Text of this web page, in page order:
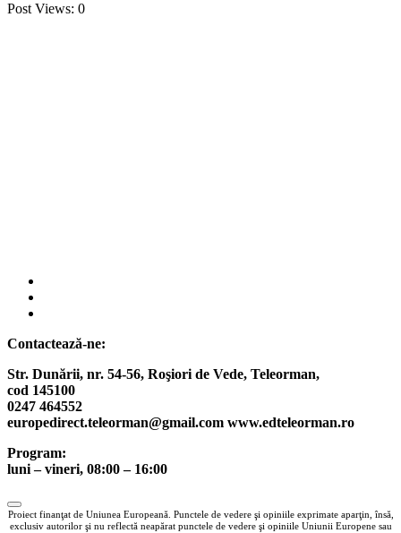
Post Views: 0
twitter
Contactează-ne:
Str. Dunării, nr. 54-56, Roşiori de Vede, Teleorman,
cod 145100
0247 464552
europedirect.teleorman@gmail.com www.edteleorman.ro
Program:
luni – vineri, 08:00 – 16:00
Proiect finanţat de Uniunea Europeană. Punctele de vedere şi opiniile exprimate aparţin, însă,
exclusiv autorilor şi nu reflectă neapărat punctele de vedere şi opiniile Uniunii Europene sau